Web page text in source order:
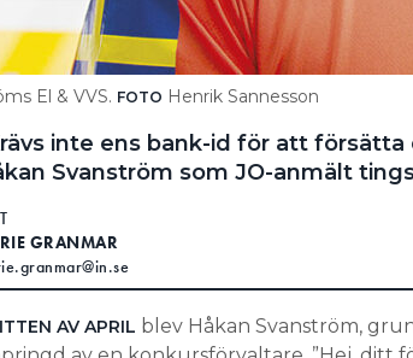
El & VVS. FOTO Henrik Sannesson
inte ens bank-id för att
Svanström som JO-anmält
GRANMAR
AV APRIL blev Håkan Svanström,